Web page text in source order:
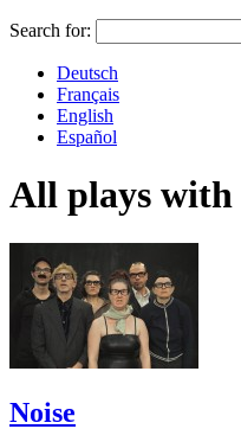
Search for:
Deutsch
Français
English
Español
All plays with
Noise